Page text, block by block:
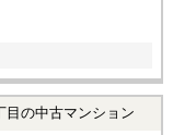
目の中古マンション